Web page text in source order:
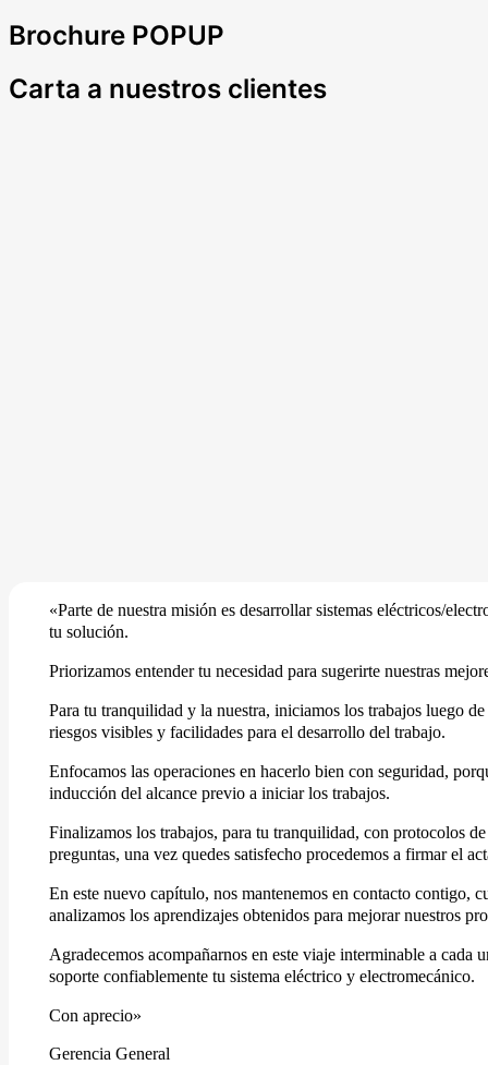
Brochure POPUP
Carta a nuestros clientes
«Parte de nuestra misión es desarrollar sistemas eléctricos/
tu solución.
Priorizamos entender tu necesidad para sugerirte nuestras
Para tu tranquilidad y la nuestra, iniciamos los trabajos luego
riesgos visibles y facilidades para el desarrollo del trabajo.
Enfocamos las operaciones en hacerlo bien con seguridad,
inducción del alcance previo a iniciar los trabajos.
Finalizamos los trabajos, para tu tranquilidad, con protocolos
preguntas, una vez quedes satisfecho procedemos a firmar el
En este nuevo capítulo, nos mantenemos en contacto contigo,
analizamos los aprendizajes obtenidos para mejorar nuestros
Agradecemos acompañarnos en este viaje interminable a cada
soporte confiablemente tu sistema eléctrico y electromecánico.
Con aprecio»
Gerencia General